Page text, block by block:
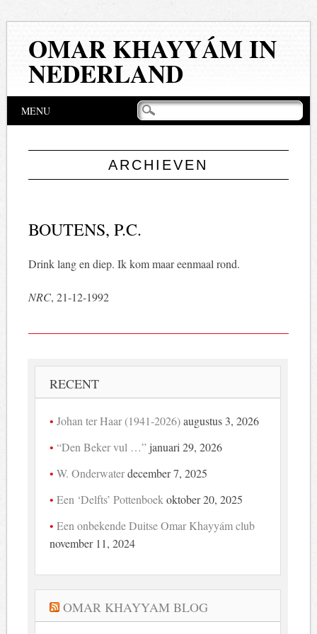
OMAR KHAYYÁM IN
NEDERLAND
Hoofdmenu
springen
MENU
ARCHIEVEN
BOUTENS, P.C.
Drink lang en diep. Ik kom maar eenmaal rond.
NRC, 21-12-1992
RECENT
Johan ter Haar (1941-2026) augustus 3, 2026
“Den Beker vul …” januari 29, 2026
W. Onderwaterdecember 7, 2025
Een ‘Delfts’ Pottenboek oktober 20, 2025
Een onbekende Duitse Omar Khayyám club
november 11, 2024
OMAR KHAYYAM BLOG